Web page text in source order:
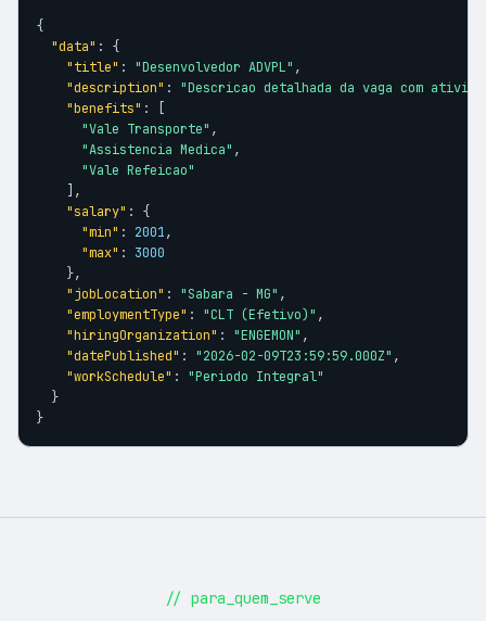
{
"data" : {
"title" : "Desenvolvedor ADVPL" ,
"description" : "Descricao detalhada da vaga com
"benefits" : [
"Vale Transporte" ,
"Assistencia Medica" ,
"Vale Refeicao"
    ],
"salary" : {
"min" : 2001,
"max" : 3000
    },
"jobLocation" : "Sabara - MG" ,
"employmentType" : "CLT (Efetivo)" ,
"hiringOrganization" : "ENGEMON" ,
"datePublished" : "2026-02-09T23:59:59.000Z" ,
"workSchedule" : "Periodo Integral"
  }
}
// para_quem_serve